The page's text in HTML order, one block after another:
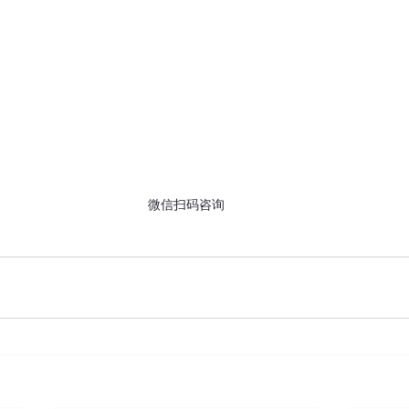
微信扫码咨询